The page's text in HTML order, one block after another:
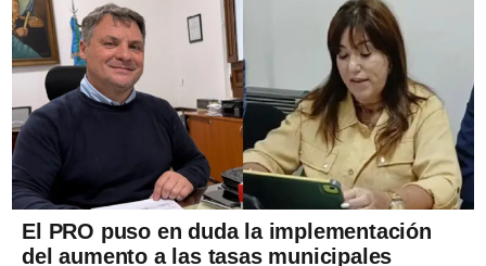
El PRO puso en duda la implementación
del aumento a las tasas municipales